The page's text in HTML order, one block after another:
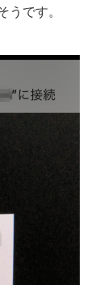
うです。